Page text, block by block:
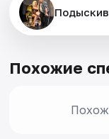
Похожие